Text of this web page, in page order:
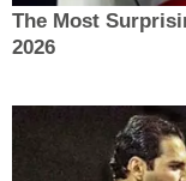
The Most
2026